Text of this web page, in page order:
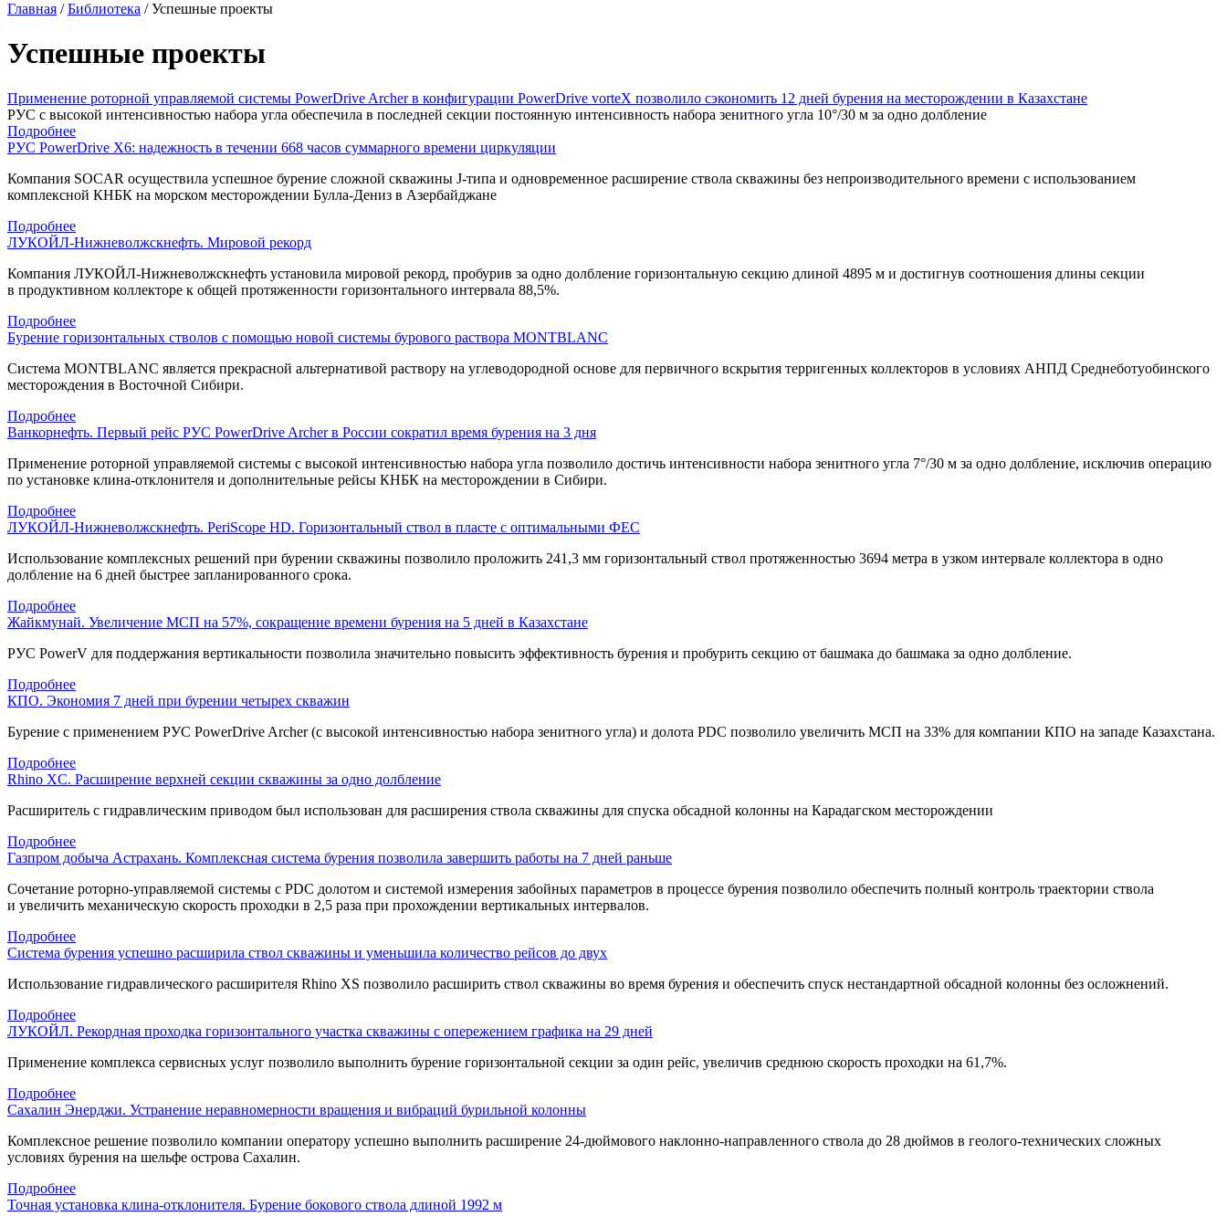
Главная /Библиотека /Успешные проекты
Успешные проекты
Применение роторной управляемой системы PowerDrive Archer в конфигурации PowerDrive vorteX позволило сэкономить 12 дней бурения на месторождении в Казахстане
РУС c высокой интенсивностью набора угла обеспечила в последней секции постоянную интенсивность набора зенитного угла 10°/30 м за одно долбление
Подробнее
РУС PowerDrive X6: надежность в течении 668 часов суммарного времени циркуляции
Компания SOCAR осуществила успешное бурение сложной скважины J-типа и одновременное расширение ствола скважины без непроизводительного времени с использованием
комплексной КНБК на морском месторождении Булла-Дениз в Азербайджане
Подробнее
ЛУКОЙЛ-Нижневолжскнефть. Мировой рекорд
Компания ЛУКОЙЛ-Нижневолжскнефть установила мировой рекорд, пробурив за одно долбление горизонтальную секцию длиной 4895 м и достигнув соотношения длины секции
в продуктивном коллекторе к общей протяженности горизонтального интервала 88,5%.
Подробнее
Бурение горизонтальных стволов с помощью новой системы бурового раствора MONTBLANC
Система MONTBLANC является прекрасной альтернативой раствору на углеводородной основе для первичного вскрытия терригенных коллекторов в условиях АНПД Среднеботуобинского
месторождения в Восточной Сибири.
Подробнее
Ванкорнефть. Первый рейс РУС PowerDrive Archer в России сократил время бурения на 3 дня
Применение роторной управляемой системы с высокой интенсивностью набора угла позволило достичь интенсивности набора зенитного угла 7°/30 м за одно долбление, исключив операцию
по установке клина-отклонителя и дополнительные рейсы КНБК на месторождении в Сибири.
Подробнее
ЛУКОЙЛ-Нижневолжскнефть. PeriScope HD. Горизонтальный ствол в пласте с оптимальными ФЕС
Использование комплексных решений при бурении скважины позволило проложить 241,3 мм горизонтальный ствол протяженностью 3694 метра в узком интервале коллектора в одно
долбление на 6 дней быстрее запланированного срока.
Подробнее
Жайкмунай. Увеличение МСП на 57%, сокращение времени бурения на 5 дней в Казахстане
РУС PowerV для поддержания вертикальности позволила значительно повысить эффективность бурения и пробурить секцию от башмака до башмака за одно долбление.
Подробнее
КПО. Экономия 7 дней при бурении четырех скважин
Бурение с применением РУС PowerDrive Archer (с высокой интенсивностью набора зенитного угла) и долота PDC позволило увеличить МСП на 33% для компании КПО на западе Казахстана.
Подробнее
Rhino XC. Расширение верхней секции скважины за одно долбление
Расширитель с гидравлическим приводом был использован для расширения ствола скважины для спуска обсадной колонны на Карадагском месторождении
Подробнее
Газпром добыча Астрахань. Комплексная система бурения позволила завершить работы на 7 дней раньше
Сочетание роторно-управляемой системы с PDC долотом и системой измерения забойных параметров в процессе бурения позволило обеспечить полный контроль траектории ствола
и увеличить механическую скорость проходки в 2,5 раза при прохождении вертикальных интервалов.
Подробнее
Система бурения успешно расширила ствол скважины и уменьшила количество рейсов до двух
Использование гидравлического расширителя Rhino XS позволило расширить ствол скважины во время бурения и обеспечить спуск нестандартной обсадной колонны без осложнений.
Подробнее
ЛУКОЙЛ. Рекордная проходка горизонтального участка скважины с опережением графика на 29 дней
Применение комплекса сервисных услуг позволило выполнить бурение горизонтальной секции за один рейс, увеличив среднюю скорость проходки на 61,7%.
Подробнее
Сахалин Энерджи. Устранение неравномерности вращения и вибраций бурильной колонны
Комплексное решение позволило компании оператору успешно выполнить расширение 24-дюймового наклонно-направленного ствола до 28 дюймов в геолого-технических сложных
условиях бурения на шельфе острова Сахалин.
Подробнее
Точная установка клина-отклонителя. Бурение бокового ствола длиной 1992 м